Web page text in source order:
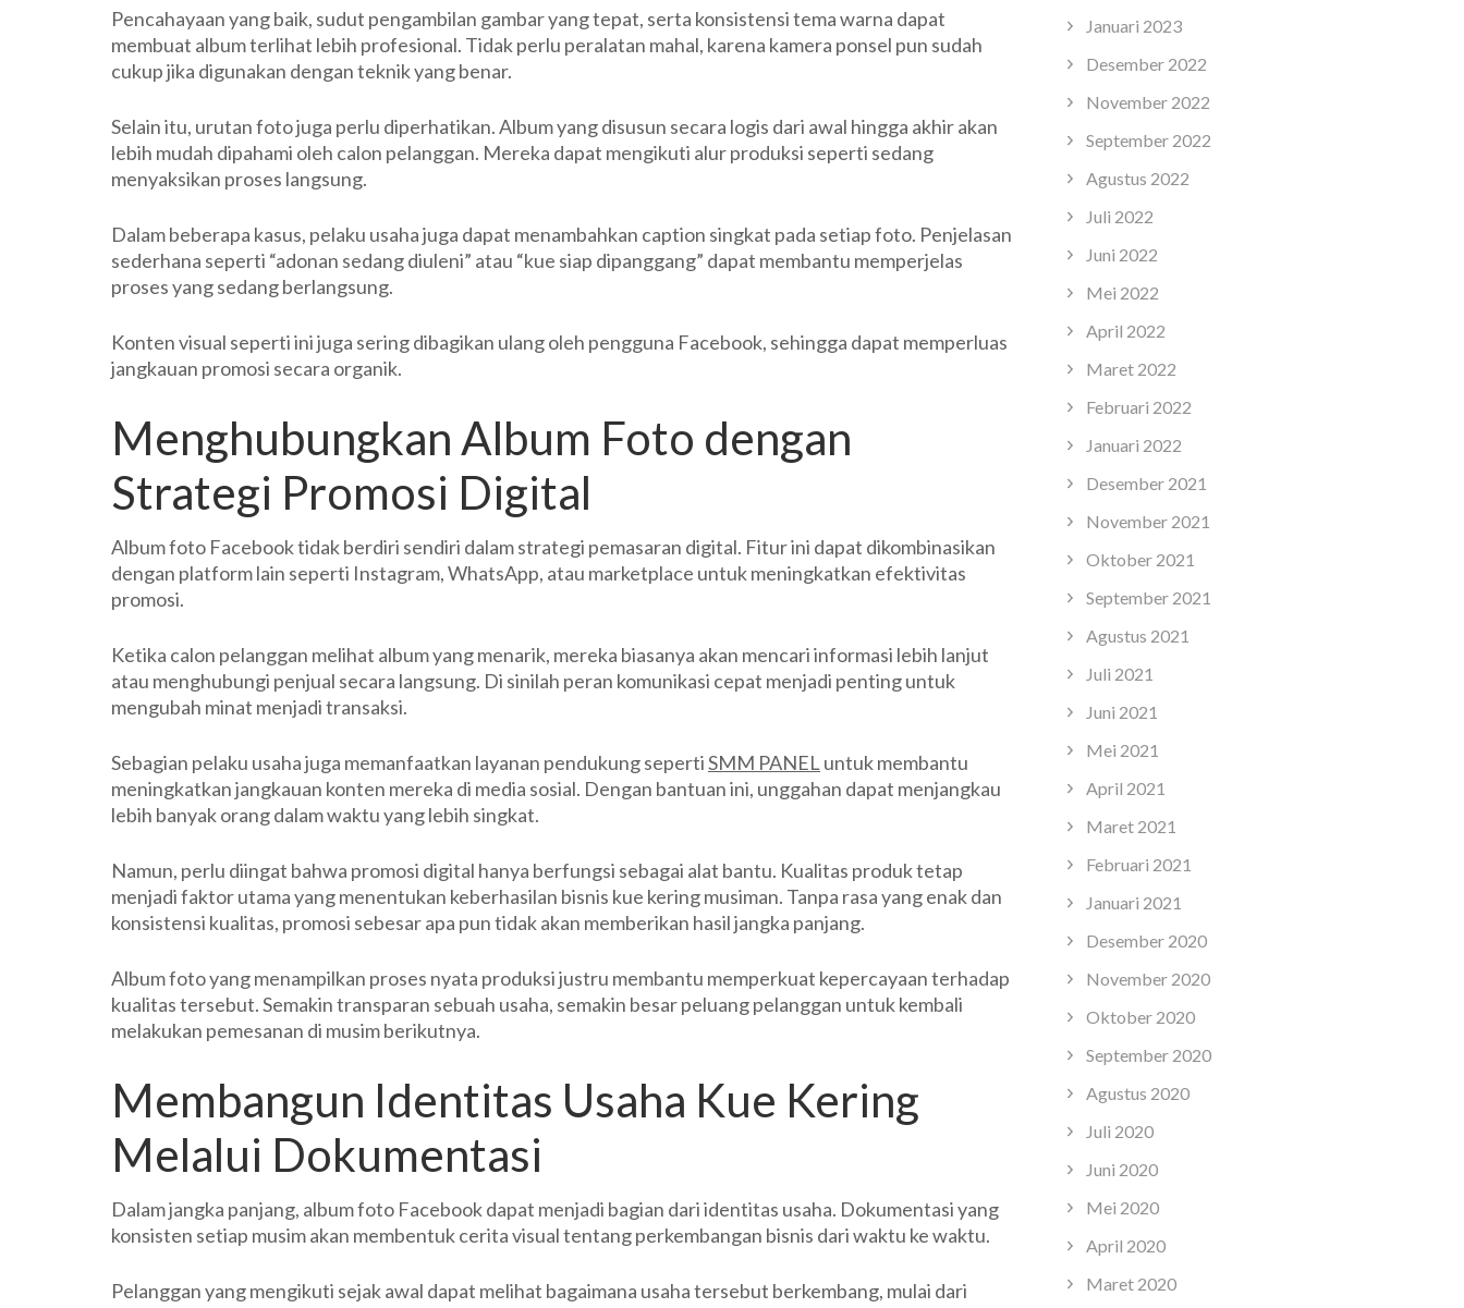
Pencahayaan yang baik, sudut pengambilan gambar yang tepat, serta konsistensi tema warna dapat
membuat album terlihat lebih profesional. Tidak perlu peralatan mahal, karena kamera ponsel pun sudah
cukup jika digunakan dengan teknik yang benar.
Selain itu, urutan foto juga perlu diperhatikan. Album yang disusun secara logis dari awal hingga akhir akan
lebih mudah dipahami oleh calon pelanggan. Mereka dapat mengikuti alur produksi seperti sedang
menyaksikan proses langsung.
Dalam beberapa kasus, pelaku usaha juga dapat menambahkan caption singkat pada setiap foto. Penjelasan
sederhana seperti “adonan sedang diuleni” atau “kue siap dipanggang” dapat membantu memperjelas
proses yang sedang berlangsung.
Konten visual seperti ini juga sering dibagikan ulang oleh pengguna Facebook, sehingga dapat memperluas
jangkauan promosi secara organik.
Menghubungkan Album Foto dengan
Strategi Promosi Digital
Album foto Facebook tidak berdiri sendiri dalam strategi pemasaran digital. Fitur ini dapat dikombinasikan
dengan platform lain seperti Instagram, WhatsApp, atau marketplace untuk meningkatkan efektivitas
promosi.
Ketika calon pelanggan melihat album yang menarik, mereka biasanya akan mencari informasi lebih lanjut
atau menghubungi penjual secara langsung. Di sinilah peran komunikasi cepat menjadi penting untuk
mengubah minat menjadi transaksi.
Sebagian pelaku usaha juga memanfaatkan layanan pendukung sepertiSMM PANEL untuk membantu
meningkatkan jangkauan konten mereka di media sosial. Dengan bantuan ini, unggahan dapat menjangkau
lebih banyak orang dalam waktu yang lebih singkat.
Namun, perlu diingat bahwa promosi digital hanya berfungsi sebagai alat bantu. Kualitas produk tetap
menjadi faktor utama yang menentukan keberhasilan bisnis kue kering musiman. Tanpa rasa yang enak dan
konsistensi kualitas, promosi sebesar apa pun tidak akan memberikan hasil jangka panjang.
Album foto yang menampilkan proses nyata produksi justru membantu memperkuat kepercayaan terhadap
kualitas tersebut. Semakin transparan sebuah usaha, semakin besar peluang pelanggan untuk kembali
melakukan pemesanan di musim berikutnya.
Membangun Identitas Usaha Kue Kering
Melalui Dokumentasi
Dalam jangka panjang, album foto Facebook dapat menjadi bagian dari identitas usaha. Dokumentasi yang
konsisten setiap musim akan membentuk cerita visual tentang perkembangan bisnis dari waktu ke waktu.
Pelanggan yang mengikuti sejak awal dapat melihat bagaimana usaha tersebut berkembang, mulai dari
Januari 2023
Desember 2022
November 2022
September 2022
Agustus 2022
Juli 2022
Juni 2022
Mei 2022
April 2022
Maret 2022
Februari 2022
Januari 2022
Desember 2021
November 2021
Oktober 2021
September 2021
Agustus 2021
Juli 2021
Juni 2021
Mei 2021
April 2021
Maret 2021
Februari 2021
Januari 2021
Desember 2020
November 2020
Oktober 2020
September 2020
Agustus 2020
Juli 2020
Juni 2020
Mei 2020
April 2020
Maret 2020